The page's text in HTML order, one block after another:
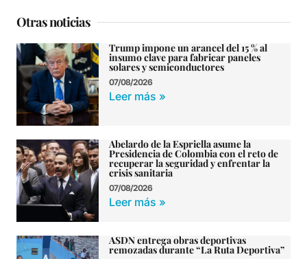
Otras noticias
Trump impone un arancel del 15 % al
insumo clave para fabricar paneles
solares y semiconductores
07/08/2026
Leer más »
Abelardo de la Espriella asume la
Presidencia de Colombia con el reto de
recuperar la seguridad y enfrentar la
crisis sanitaria
07/08/2026
Leer más »
ASDN entrega obras deportivas
remozadas durante “La Ruta Deportiva”